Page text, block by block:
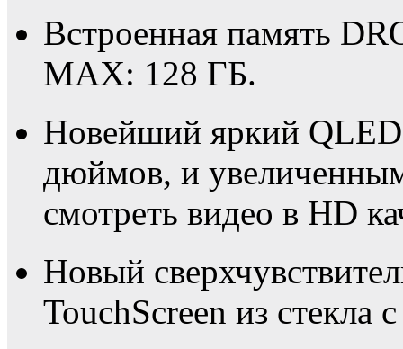
Встроенная память
MAX: 128 ГБ.
Новейший яркий
дюймов, и
смотреть видео в HD
Новый
TouchScreen из стекла